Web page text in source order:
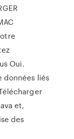
Oui.
données liés
et,
des